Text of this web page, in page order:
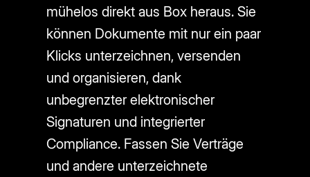
mühelos direkt aus Box heraus. Sie
können Dokumente mit nur ein paar
Klicks unterzeichnen, versenden
und organisieren, dank
unbegrenzter elektronischer
Signaturen und integrierter
Compliance. Fassen Sie Verträge
und andere unterzeichnete